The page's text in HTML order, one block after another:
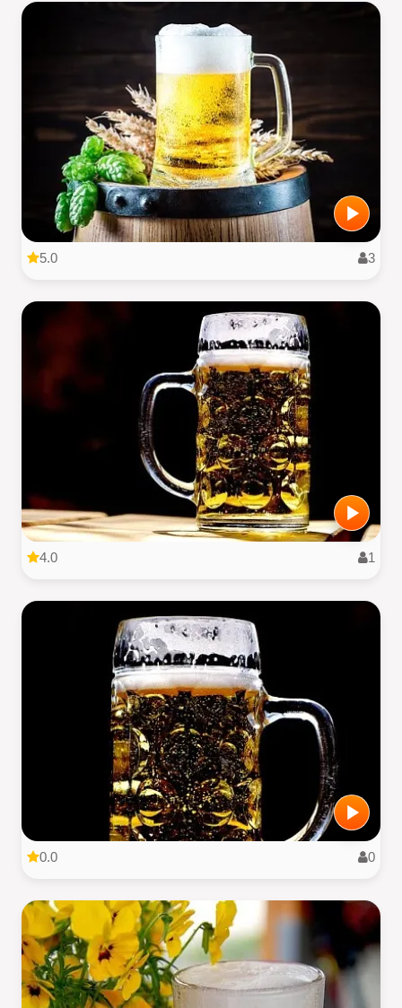
5.0 3
4.0 1
0.0 0